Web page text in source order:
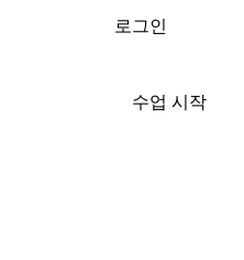
로그인
수업 시작